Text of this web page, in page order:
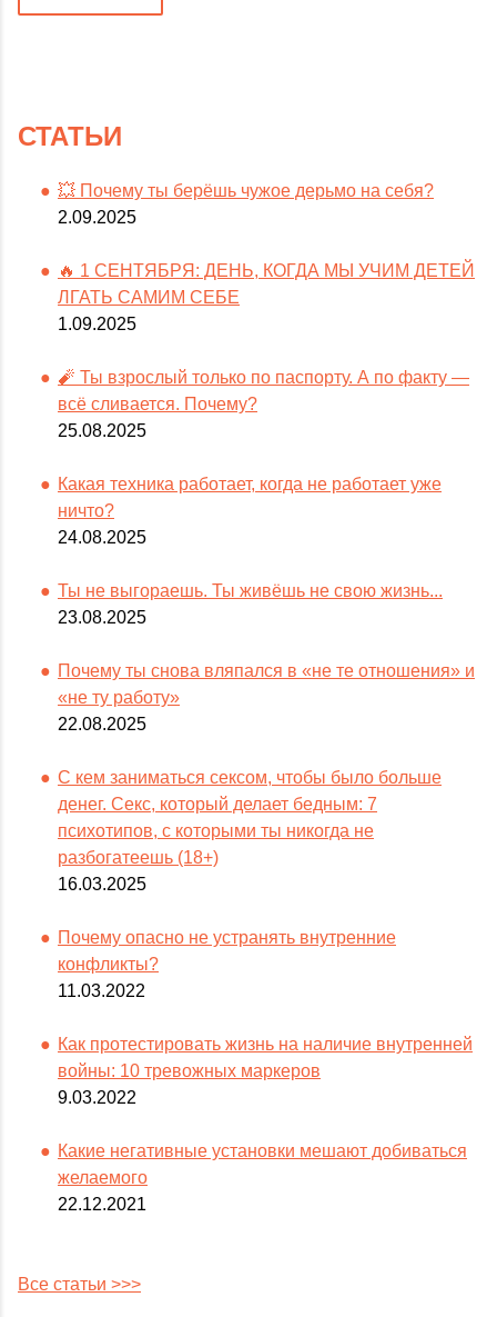
СТАТЬИ
💥 Почему ты берёшь чужое дерьмо на себя?
2.09.2025
🔥 1 СЕНТЯБРЯ: ДЕНЬ, КОГДА МЫ УЧИМ ДЕТЕЙ
ЛГАТЬ САМИМ СЕБЕ
1.09.2025
🧨 Ты взрослый только по паспорту. А по факту —
всё сливается. Почему?
25.08.2025
Какая техника работает, когда не работает уже
ничто?
24.08.2025
Ты не выгораешь. Ты живёшь не свою жизнь...
23.08.2025
Почему ты снова вляпался в «не те отношения» и
«не ту работу»
22.08.2025
С кем заниматься сексом, чтобы было больше
денег. Секс, который делает бедным: 7
психотипов, с которыми ты никогда не
разбогатеешь (18+)
16.03.2025
Почему опасно не устранять внутренние
конфликты?
11.03.2022
Как протестировать жизнь на наличие внутренней
войны: 10 тревожных маркеров
9.03.2022
Какие негативные установки мешают добиваться
желаемого
22.12.2021
Все статьи >>>